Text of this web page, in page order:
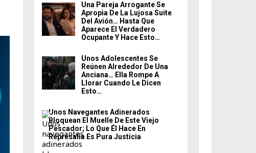
Una Pareja Arrogante Se
Apropia De La Lujosa Suite
Del Avión… Hasta Que
Aparece El Verdadero
Ocupante Y Hace Esto…
Unos Adolescentes Se
Reúnen Alrededor De Una
Anciana… Ella Rompe A
Llorar Cuando Le Dicen
Esto…
Unos Navegantes Adinerados
Bloquean El Muelle De Este Viejo
Pescador; Lo Que Él Hace En
Represalia Es Pura Justicia